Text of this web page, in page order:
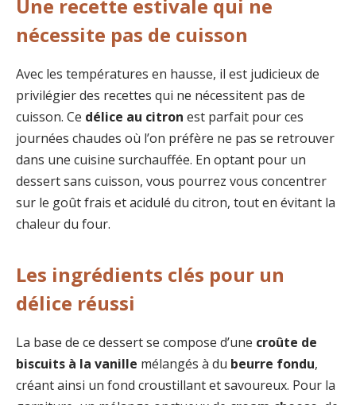
Une recette estivale qui ne
nécessite pas de cuisson
Avec les températures en hausse, il est judicieux de
privilégier des recettes qui ne nécessitent pas de
cuisson. Ce délice au citron est parfait pour ces
journées chaudes où l’on préfère ne pas se retrouver
dans une cuisine surchauffée. En optant pour un
dessert sans cuisson, vous pourrez vous concentrer
sur le goût frais et acidulé du citron, tout en évitant la
chaleur du four.
Les ingrédients clés pour un
délice réussi
La base de ce dessert se compose d’une croûte de
biscuits à la vanille mélangés à du beurre fondu,
créant ainsi un fond croustillant et savoureux. Pour la